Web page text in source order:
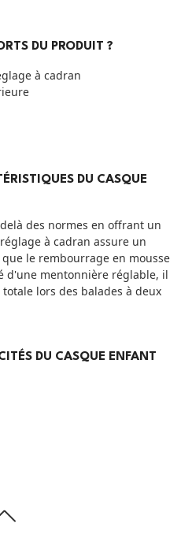
DU PRODUIT ?
à cadran
DU CASQUE
des normes en offrant un
à cadran assure un
le rembourrage en mousse
d'une mentonnière réglable, il
lors des balades à deux
DU CASQUE ENFANT